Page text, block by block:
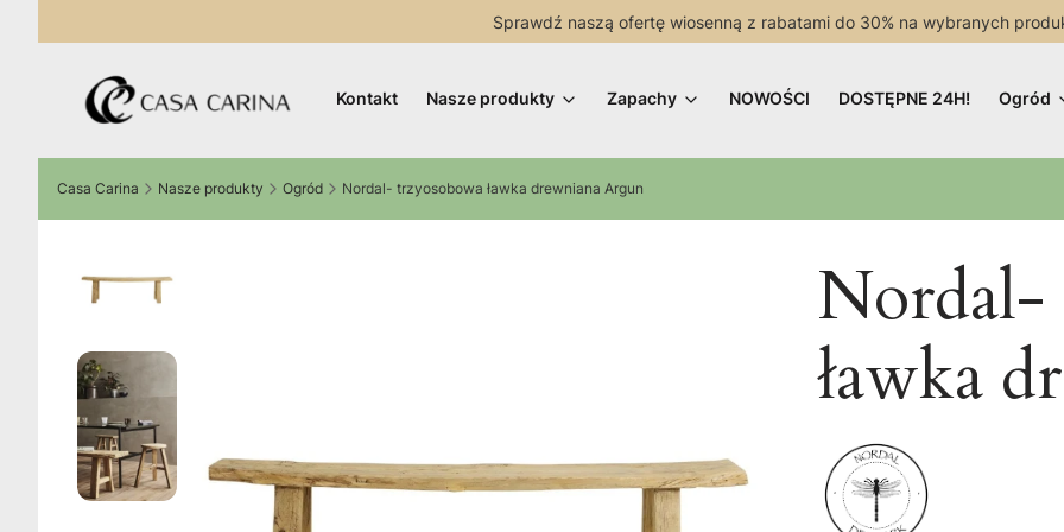
Sprawdź naszą ofertę wiosenną z rabatami do 30% na wybranych
Kontakt Nasze produkty Zapachy NOWOŚCI DOSTĘPNE 24H! Ogród
Casa Carina Nasze produkty Ogród Nordal- trzyosobowa ławka drewniana Argun
Nordal-
ławka